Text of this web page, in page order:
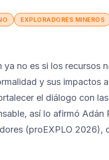
EXPLORADORES MINEROS
ya no es si los recursos
y sus impactos
el diálogo con
así lo afirmó Adán
(proEXPLO 2026),